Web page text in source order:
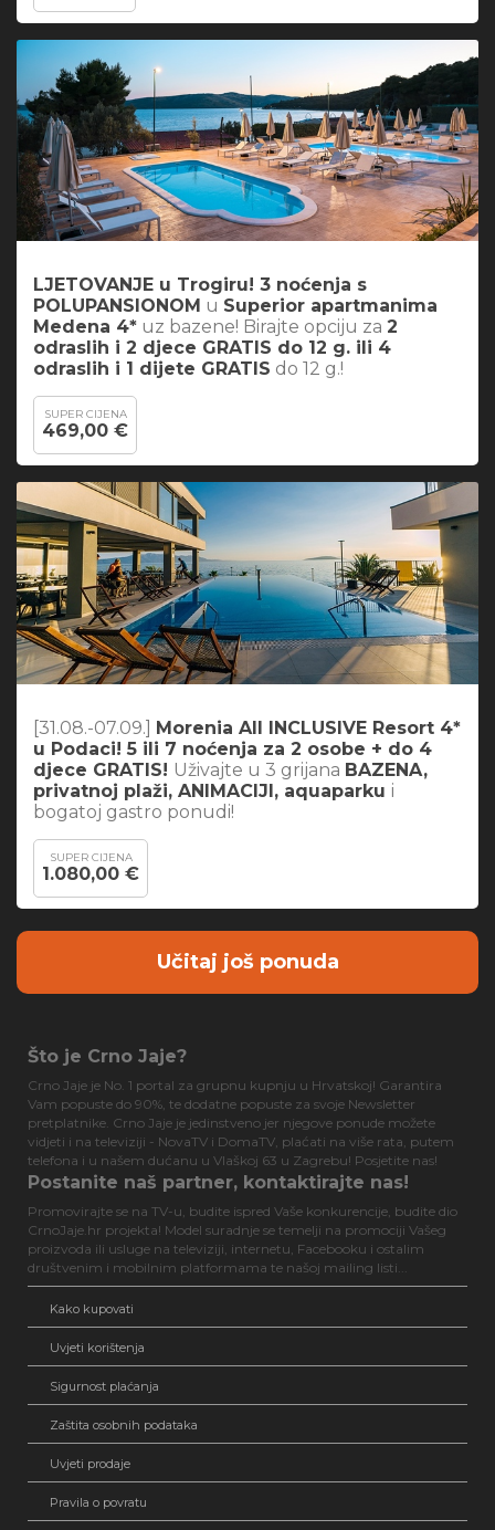
LJETOVANJE u Trogiru! 3 noćenja s
POLUPANSIONOM u Superior apartmanima
Medena 4* uz bazene! Birajte opciju za 2
odraslih i 2 djece GRATIS do 12 g. ili 4
odraslih i 1 dijete GRATIS do 12 g.!
SUPER CIJENA
469,00 €
[31.08.-07.09.]
Morenia All INCLUSIVE Resort 4*
u Podaci! 5 ili 7 noćenja za 2 osobe + do 4
djece GRATIS! Uživajte u 3 grijana BAZENA,
privatnoj plaži, ANIMACIJI, aquaparku i
bogatoj gastro ponudi!
SUPER CIJENA
1.080,00 €
Učitaj još ponuda
Što je Crno Jaje?
Crno Jaje je No. 1 portal za grupnu kupnju u Hrvatskoj! Garantira
Vam popuste do 90%, te dodatne popuste za svoje Newsletter
pretplatnike. Crno Jaje je jedinstveno jer njegove ponude možete
vidjeti i na televiziji - NovaTV i DomaTV, plaćati na više rata, putem
telefona i u našem dućanu u Vlaškoj 63 u Zagrebu! Posjetite nas!
Postanite naš partner, kontaktirajte nas!
Promovirajte se na TV-u, budite ispred Vaše konkurencije, budite dio
CrnoJaje.hr projekta! Model suradnje se temelji na promociji Vašeg
proizvoda ili usluge na televiziji, internetu, Facebooku i ostalim
društvenim i mobilnim platformama te našoj mailing listi...
Kako kupovati
Uvjeti korištenja
Sigurnost plaćanja
Zaštita osobnih podataka
Uvjeti prodaje
Pravila o povratu